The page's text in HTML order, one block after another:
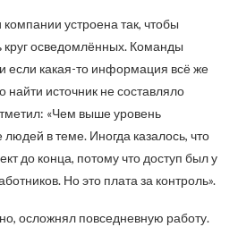
устроена так, чтобы
круг осведомлённых. Команды
какая-то информация всё же
найти источник не составляло
«Чем выше уровень
в теме. Иногда казалось, что
до конца, потому что доступ был у
Но это плата за контроль».
осложнял повседневную работу.